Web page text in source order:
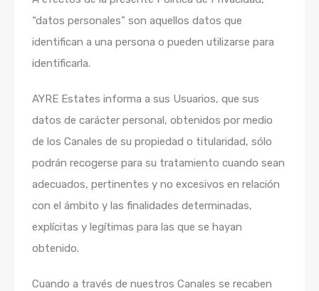
“datos personales” son aquellos datos que
identifican a una persona o pueden utilizarse para
identificarla.
AYRE Estates informa a sus Usuarios, que sus
datos de carácter personal, obtenidos por medio
de los Canales de su propiedad o titularidad, sólo
podrán recogerse para su tratamiento cuando sean
adecuados, pertinentes y no excesivos en relación
con el ámbito y las finalidades determinadas,
explícitas y legítimas para las que se hayan
obtenido.
Cuando a través de nuestros Canales se recaben